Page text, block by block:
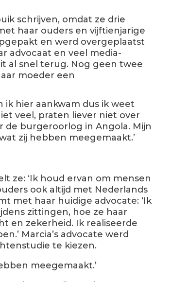
schrijven, omdat ze drie
haar ouders en vijftienjarige
en werd overgeplaatst
advocaat en veel media-
al snel terug. Nog geen twee
moeder een
ik hier aankwam dus ik weet
veel, praten liever niet over
de burgeroorlog in Angola. Mijn
zij hebben meegemaakt.’
ze: ‘Ik houd ervan om mensen
ook altijd met Nederlands
met haar huidige advocate: ‘Ik
zittingen, hoe ze haar
en zekerheid. Ik realiseerde
Marcia’s advocate werd
te kiezen.
meegemaakt.’